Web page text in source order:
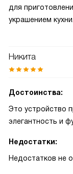
для
украшением кухни.
Никита
Достоинства:
Это устройство
элегантность и
Недостатки:
Недостатков не